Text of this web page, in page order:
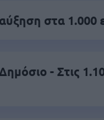
στα
- Στις